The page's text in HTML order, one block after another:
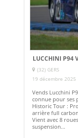
LUCCHINI P94
(32) GERS
19 décembre 2025
Vends Lucchini
connue pour ses
Historic Tour :
arrière full
Vient avec 8
suspension...